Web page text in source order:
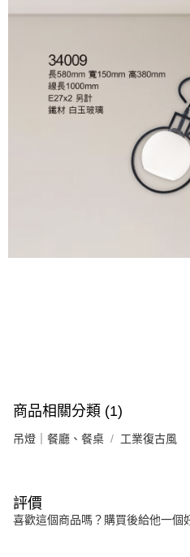
３．未成年的使用者請事先徵得法定代
「AFTEE先享後付」，若未經同意申
４．使用「AFTEE先享後付」時，將
時審查核予不同之上限額度；若仍有
請求用戶進行身份認證。
５．嚴禁一人註冊多個帳號或使用他
恩沛科技股份有限公司將有權停止該用
商品相關分類 (1)
吊燈｜餐廳、餐桌 工業復古風
評價
喜歡這個商品嗎？購買後給他一個